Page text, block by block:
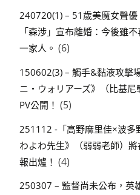
240720(1) – 51歲美魔女聲
「森渉」宣布離婚：今後雖
一家人。 (6)
150602(3) – 觸手&黏液攻擊
ニ・ウォリアーズ》（比基
PV公開！ (5)
251112 -「高野麻里佳×波多
わよわ先生》（弱弱老師）
報出爐！ (4)
250307 – 監督尚未公布，英